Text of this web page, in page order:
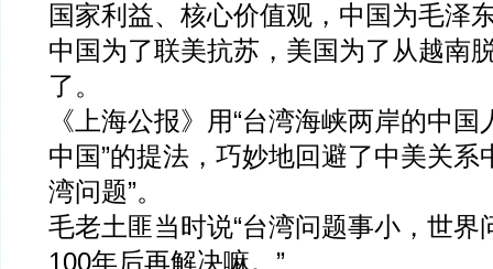
国家利益、核心价值观，中国为毛泽
中国为了联美抗苏，美国为了从越南
了。
《上海公报》用“台湾海峡两岸的中
中国”的提法，巧妙地回避了中美关系
湾问题”。
毛老土匪当时说“台湾问题事小，世界
100年后再解决嘛。”